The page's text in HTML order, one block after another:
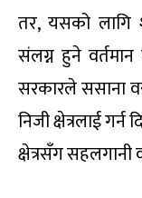
तर, यसको लागि
संलग्न हुने वर्तमान
सरकारले ससाना
निजी क्षेत्रलाई
क्षेत्रसँग